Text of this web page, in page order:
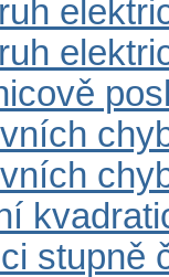
stupně